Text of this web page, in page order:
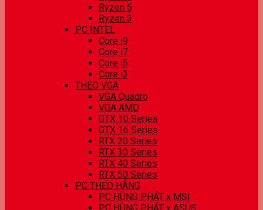
Ryzen 5
Ryzen 3
PC INTEL
Core i9
Core i7
Core i5
Core i3
THEO VGA
VGA Quadro
VGA AMD
GTX 10 Series
GTX 16 Series
RTX 20 Series
RTX 30 Series
RTX 40 Series
RTX 50 Series
PC THEO HÃNG
PC HÙNG PHÁT x MSI